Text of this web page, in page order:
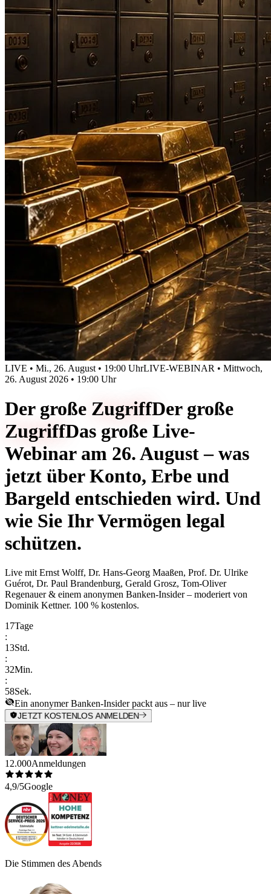
LIVE • Mi., 26. August • 19:00 UhrLIVE-WEBINAR • Mittwoch,
26. August 2026 • 19:00 Uhr
Der große ZugriffDer große
ZugriffDas große Live-
Webinar am 26. August – was
jetzt über Konto, Erbe und
Bargeld entschieden wird. Und
wie Sie Ihr Vermögen legal
schützen.
Live mitErnst Wolff, Dr. Hans-Georg Maaßen, Prof. Dr. Ulrike
Guérot, Dr. Paul Brandenburg, Gerald Grosz, Tom-Oliver
Regenauer & einem anonymen Banken-Insider– moderiert von
Dominik Kettner. 100 % kostenlos.
17Tage
:
13Std.
:
32Min.
:
58Sek.
Ein anonymer Banken-Insider packt aus – nur live
JETZT KOSTENLOS ANMELDEN
12.000Anmeldungen
4,9/5Google
Die Stimmen des Abends